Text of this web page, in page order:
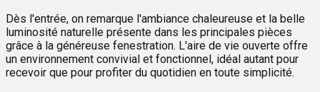
Dès l'entrée, on remarque l'ambiance chaleureuse et la belle
luminosité naturelle présente dans les principales pièces
grâce à la généreuse fenestration. L'aire de vie ouverte offre
un environnement convivial et fonctionnel, idéal autant pour
recevoir que pour profiter du quotidien en toute simplicité.